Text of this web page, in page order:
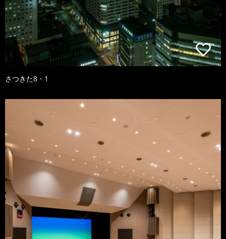
さつきた8・1